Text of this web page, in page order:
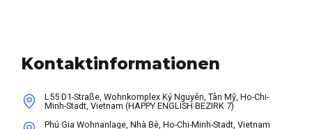
Kontaktinformationen
L55 D1-Straße, Wohnkomplex Kỷ Nguyên, Tân Mỹ, Ho-Chi-
Minh-Stadt, Vietnam (HAPPY ENGLISH BEZIRK 7)
Phú Gia Wohnanlage, Nhà Bè, Ho-Chi-Minh-Stadt, Vietnam